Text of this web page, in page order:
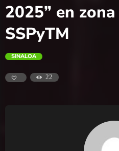
2025” en
SSPyTM
SINALOA
22